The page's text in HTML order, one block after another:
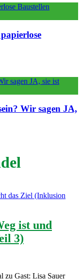
Wir sagen JA,
ist und
3)
zu Gast: Lisa Sauer